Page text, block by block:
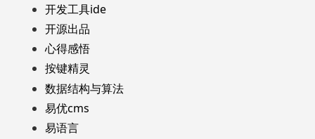
开发工具ide
开源出品
心得感悟
按键精灵
数据结构与算法
易优cms
易语言